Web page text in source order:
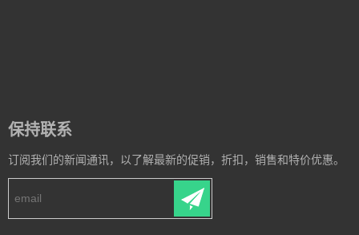
保持联系
订阅我们的新闻通讯，以了解最新的促销，折扣，销售和特价优惠。